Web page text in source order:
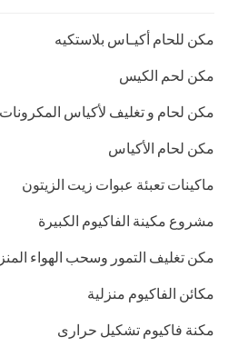
مكن للحام أكيـاس بلاستكيه
مكن لحم الكيس
مكن لحام و تغليف لأكياس المكرونات
مكن لحام الأكياس
ماكينات تعبئة عبوات زيت الزيتون
مشروع مكينة الفاكيوم الكبيرة
مكن تغليف التمور وسحب الهواء
مكائن الفاكيوم منزلية
مكنة فاكيوم تشكيل حرارى